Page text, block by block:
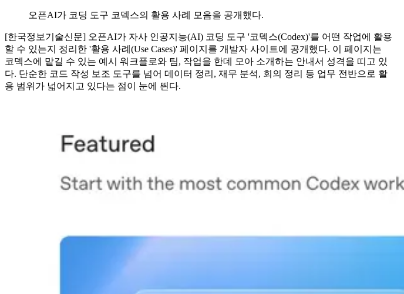
오픈AI가 코딩 도구 코덱스의 활용 사례 모음을 공개했다.
[한국정보기술신문] 오픈AI가 자사 인공지능(AI) 코딩 도구 '코덱스(Codex)'를 어떤 작업에 활용
할 수 있는지 정리한 '활용 사례(Use Cases)' 페이지를 개발자 사이트에 공개했다. 이 페이지는
코덱스에 맡길 수 있는 예시 워크플로와 팀, 작업을 한데 모아 소개하는 안내서 성격을 띠고 있
다. 단순한 코드 작성 보조 도구를 넘어 데이터 정리, 재무 분석, 회의 정리 등 업무 전반으로 활
용 범위가 넓어지고 있다는 점이 눈에 띈다.